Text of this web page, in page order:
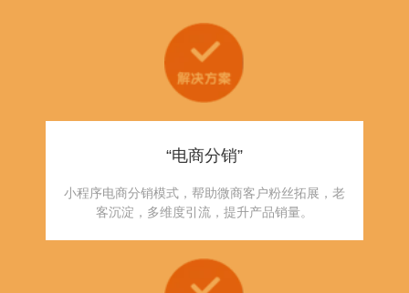
“电商分销”
小程序电商分销模式，帮助微商客户粉丝拓展，老
客沉淀，多维度引流，提升产品销量。